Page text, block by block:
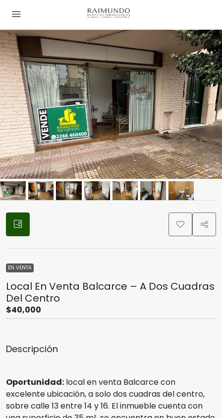
EN VENTA
Local En Venta Balcarce – A Dos Cuadras
Del Centro
$40,000
Descripción
Oportunidad: local en venta Balcarce con
excelente ubicación, a solo dos cuadras del centro,
sobre calle 13 entre 14 y 16. El inmueble cuenta con